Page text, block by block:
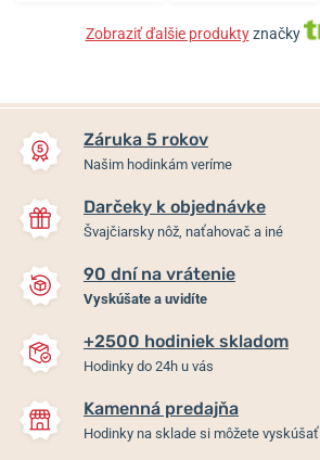
Zobraziť ďalšie produktyznačky
Záruka 5 rokov
Našim hodinkám veríme
Darčeky k objednávke
Švajčiarsky nôž, naťahovač a iné
90 dní na vrátenie
Vyskúšate a uvidíte
+2500 hodiniek skladom
Hodinky do 24h u vás
Kamenná predajňa
Hodinky na sklade si môžete vyskúšať